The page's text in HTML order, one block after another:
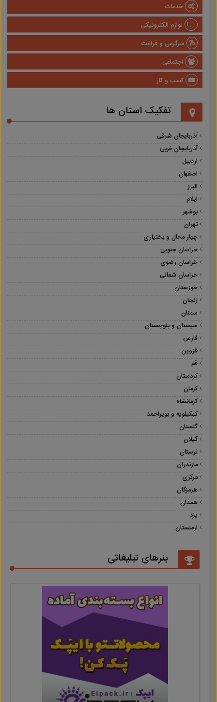
خدمات
لوازم الکترونیکی
سرگرمی و فراغت
اجتماعی
کسب و کار
تفکیک استان ها
آذربایجان شرقی
آذربایجان غربی
اردبیل
اصفهان
البرز
ایلام
بوشهر
تهران
چهار محال و بختیاری
خراسان جنوبی
خراسان رضوی
خراسان شمالی
خوزستان
زنجان
سمنان
سیستان و بلوچستان
فارس
قزوین
قم
کردستان
کرمان
کرمانشاه
کهکیلویه و بویراحمد
گلستان
گیلان
لرستان
مازندران
مرکزی
هرمزگان
همدان
یزد
ارمنستان
بنرهای تبلیغاتی